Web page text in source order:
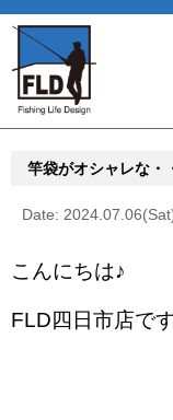
竿袋がオシャレな・
Date:
こんにちは♪
FLD四日市店で